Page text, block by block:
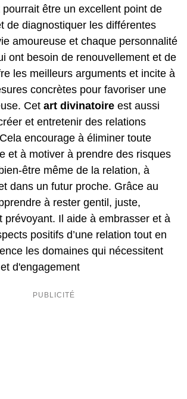
pourrait être un excellent point de
de diagnostiquer les différentes
amoureuse et chaque personnalité
ont besoin de renouvellement et de
les meilleurs arguments et incite à
concrètes pour favoriser une
Cet art divinatoire est aussi
et entretenir des relations
encourage à éliminer toute
et à motiver à prendre des risques
être même de la relation, à
dans un futur proche. Grâce au
à rester gentil, juste,
prévoyant. Il aide à embrasser et à
positifs d’une relation tout en
les domaines qui nécessitent
d'engagement